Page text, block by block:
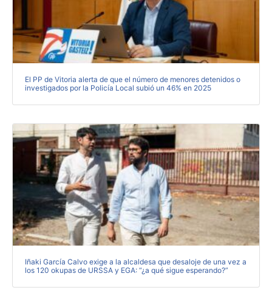
El PP de Vitoria alerta de que el número de menores detenidos o
investigados por la Policía Local subió un 46% en 2025
Iñaki García Calvo exige a la alcaldesa que desaloje de una vez a
los 120 okupas de URSSA y EGA: “¿a qué sigue esperando?”